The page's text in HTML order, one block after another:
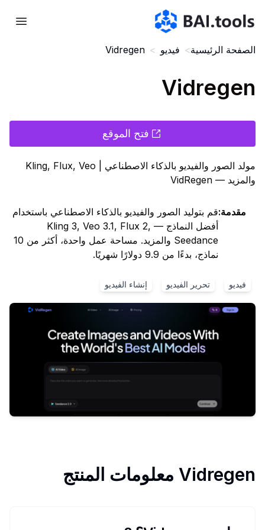
Bai.tools
الصفحة الرئيسية> فيديو >
Vidregen
Vidregen
فتح الموقع
مولد الصور والفيديو بالذكاء الاصطناعي | Kling, Flux, Veo
والمزيد — VidRegen
مقدمة:قم بتوليد الصور والفيديو بالذكاء الاصطناعي باستخدام
أفضل النماذج — Kling 3, Veo 3.1, Flux 2,
Seedance والمزيد. مساحة عمل واحدة، أكثر من 10
نماذج، بدءًا من 9.9 دولارًا شهريًا.
فيديو تحرير الفيديو إنشاء الفيديو
Vidregen معلومات المنتج